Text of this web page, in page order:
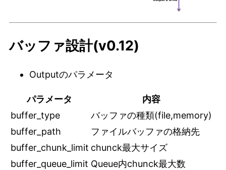
バッファ設計(v0.12)
Outputのパラメータ
パラメータ
内容
buffer_type
バッファの種類(file,memory)
buffer_path
ファイルバッファの格納先
buffer_chunk_limit chunck最大サイズ
buffer_queue_limit Queue内chunck最大数